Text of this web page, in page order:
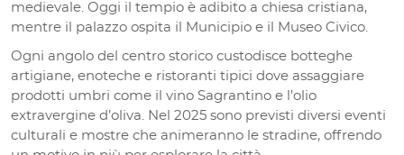
medievale. Oggi il tempio è adibito a chiesa cristiana,
mentre il palazzo ospita il Municipio e il Museo Civico.
Ogni angolo del centro storico custodisce botteghe
artigiane, enoteche e ristoranti tipici dove assaggiare
prodotti umbri come il vino Sagrantino e l’olio
extravergine d’oliva. Nel 2025 sono previsti diversi eventi
culturali e mostre che animeranno le stradine, offrendo